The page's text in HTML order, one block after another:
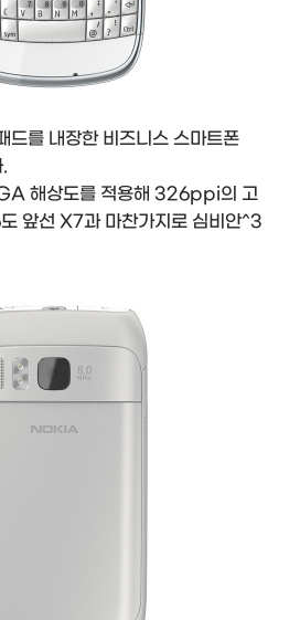
드를 내장한 비즈니스 스마트폰
해상도를 적용해 326ppi의 고
앞선 X7과 마찬가지로 심비안^3